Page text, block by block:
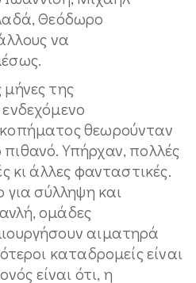
Θεόδωρο
να
της
θεωρούνταν
Υπήρχαν, πολλές
κι άλλες φανταστικές.
για σύλληψη και
ομάδες
αιματηρά
καταδρομείς είναι
είναι ότι, η